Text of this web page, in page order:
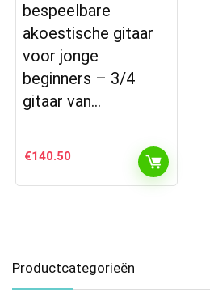
bespeelbare
akoestische gitaar
voor jonge
beginners – 3/4
gitaar van…
€140.50
Productcategorieën